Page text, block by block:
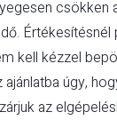
Értékesítésnél
kell kézzel
úgy,
az